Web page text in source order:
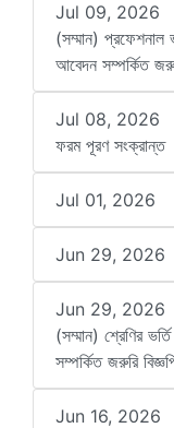
Jul 09, 2026
(সম্মান) প্রফেশনাল
আবেদন সম্পর্কিত
Jul 08, 2026
ফরম পূরণ সংক্রান্ত
Jul 01, 2026
Jun 29, 2026
Jun 29, 2026
(সম্মান) শ্রেণির
সম্পর্কিত জরুরি
Jun 16, 2026